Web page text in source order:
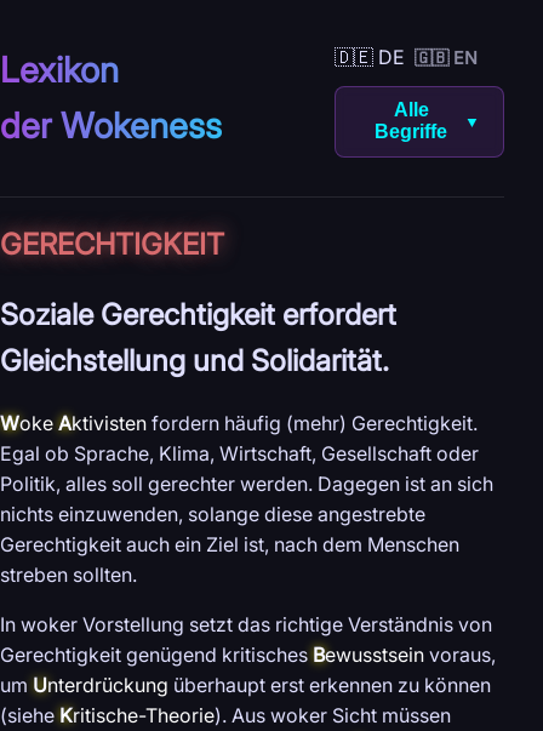
Lexikon
der Wokeness
🇩🇪 DE 🇬🇧 EN
Alle
Begriffe
▼
GERECHTIGKEIT
Soziale Gerechtigkeit erfordert
Gleichstellung und Solidarität.
Woke Aktivisten fordern häufig (mehr) Gerechtigkeit.
Egal ob Sprache, Klima, Wirtschaft, Gesellschaft oder
Politik, alles soll gerechter werden. Dagegen ist an sich
nichts einzuwenden, solange diese angestrebte
Gerechtigkeit auch ein Ziel ist, nach dem Menschen
streben sollten.
In woker Vorstellung setzt das richtige Verständnis von
Gerechtigkeit genügend kritisches Bewusstsein voraus,
um Unterdrückung überhaupt erst erkennen zu können
(siehe Kritische-Theorie). Aus woker Sicht müssen